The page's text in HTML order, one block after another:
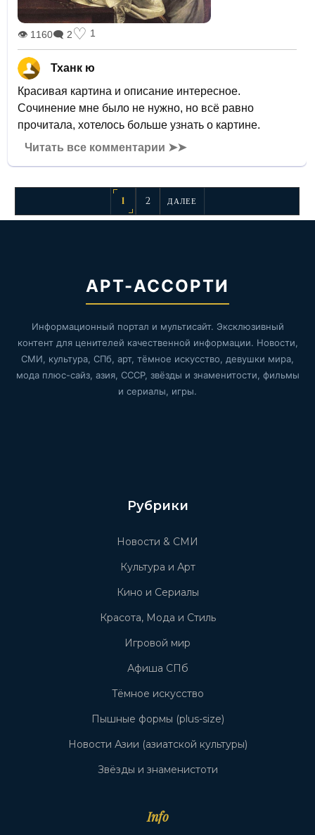
👁 1160🗨 2♡ 1
Тханк ю
Красивая картина и описание интересное.
Сочинение мне было не нужно, но всё равно
прочитала, хотелось больше узнать о картине.
Читать все комментарии ➤➤
1 2 ДАЛЕЕ
АРТ-АССОРТИ
Информационный портал и мультисайт. Эксклюзивный
контент для ценителей качественной информации. Новости,
СМИ, культура, СПб, арт, тёмное искусство, девушки мира,
мода плюс-сайз, азия, СССР, звёзды и знаменитости, фильмы
и сериалы, игры.
Рубрики
Новости & СМИ
Культура и Арт
Кино и Сериалы
Красота, Мода и Стиль
Игровой мир
Афиша СПб
Тёмное искусство
Пышные формы (plus-size)
Новости Азии (азиатской культуры)
Звёзды и знаменистоти
Info